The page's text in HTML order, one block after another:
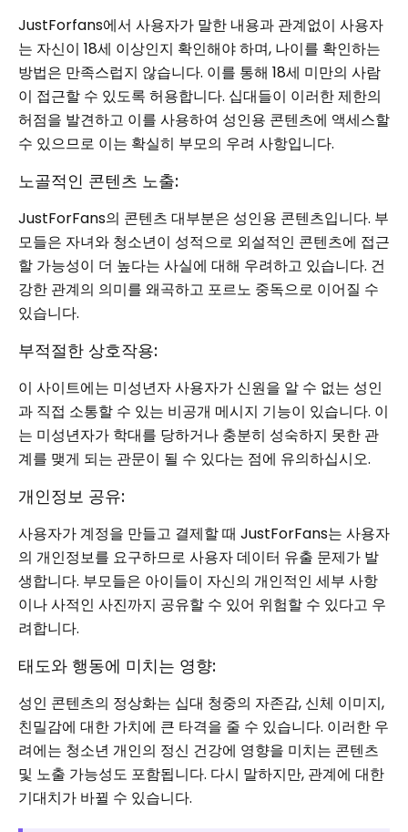
JustForfans에서 사용자가 말한 내용과 관계없이 사용자
는 자신이 18세 이상인지 확인해야 하며, 나이를 확인하는
방법은 만족스럽지 않습니다. 이를 통해 18세 미만의 사람
이 접근할 수 있도록 허용합니다. 십대들이 이러한 제한의
허점을 발견하고 이를 사용하여 성인용 콘텐츠에 액세스할
수 있으므로 이는 확실히 부모의 우려 사항입니다.
노골적인 콘텐츠 노출:
JustForFans의 콘텐츠 대부분은 성인용 콘텐츠입니다. 부
모들은 자녀와 청소년이 성적으로 외설적인 콘텐츠에 접근
할 가능성이 더 높다는 사실에 대해 우려하고 있습니다. 건
강한 관계의 의미를 왜곡하고 포르노 중독으로 이어질 수
있습니다.
부적절한 상호작용:
이 사이트에는 미성년자 사용자가 신원을 알 수 없는 성인
과 직접 소통할 수 있는 비공개 메시지 기능이 있습니다. 이
는 미성년자가 학대를 당하거나 충분히 성숙하지 못한 관
계를 맺게 되는 관문이 될 수 있다는 점에 유의하십시오.
개인정보 공유:
사용자가 계정을 만들고 결제할 때 JustForFans는 사용자
의 개인정보를 요구하므로 사용자 데이터 유출 문제가 발
생합니다. 부모들은 아이들이 자신의 개인적인 세부 사항
이나 사적인 사진까지 공유할 수 있어 위험할 수 있다고 우
려합니다.
태도와 행동에 미치는 영향:
성인 콘텐츠의 정상화는 십대 청중의 자존감, 신체 이미지,
친밀감에 대한 가치에 큰 타격을 줄 수 있습니다. 이러한 우
려에는 청소년 개인의 정신 건강에 영향을 미치는 콘텐츠
및 노출 가능성도 포함됩니다. 다시 말하지만, 관계에 대한
기대치가 바뀔 수 있습니다.